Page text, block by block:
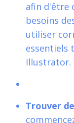
afin d'être
besoins
utiliser
essentiels
Illustrator.
Trouver